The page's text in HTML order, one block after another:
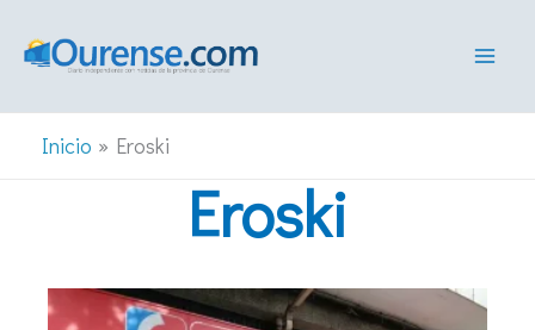
Inicio Eroski
Eroski